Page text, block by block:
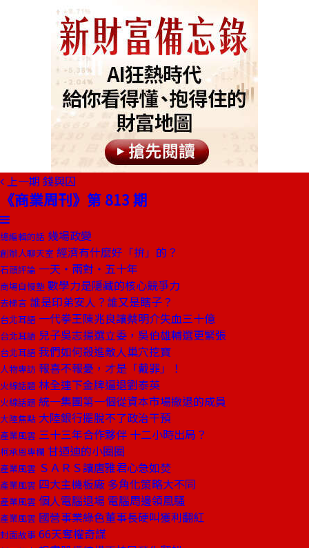
上一期 錢與囚
《商業周刊》第 813 期
總編輯的話 幾場政變
創辦人聊天室 經濟有什麼好「拚」的？
石頭評論 一天‧兩對‧五十年
商場自慢塾 數學力是隱藏的核心競爭力
去梯言 誰是印弟安人？誰又是瞎子？
台北耳語 一代拳王陳兆良讓蔡明介失血三十億
台北耳語 兒子吳志揚選立委，吳伯雄輔選更緊張
台北耳語 我們如何殺進敵人巢穴挖寶
人物專訪 報喜不報憂，才是「戴罪」！
火線話題 林全連下金牌逼退劉泰英
火線話題 統一集團第一個從資本市場撤退的成員
大陸焦點 大陸銀行擺脫不了政治干預
產業風雲 三十三年合作夥伴 十二小時出局？
柯承恩專欄 甘迺迪的小圈圈
產業風雲 ＳＡＲＳ讓唐雅君心急如焚
產業風雲 四大主機板廠 多角化策略大不同
產業風雲 個人電腦退場 電腦周邊領風騷
產業風雲 國營事業綠色董事長硬叫獲利翻紅
封面故事 66天奪權奇謀